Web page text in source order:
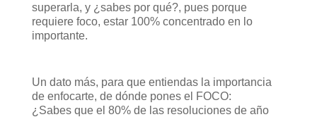
superarla, y ¿sabes por qué?, pues porque
requiere foco, estar 100% concentrado en lo
importante.
Un dato más, para que entiendas la importancia
de enfocarte, de dónde pones el FOCO:
¿Sabes que el 80% de las resoluciones de año